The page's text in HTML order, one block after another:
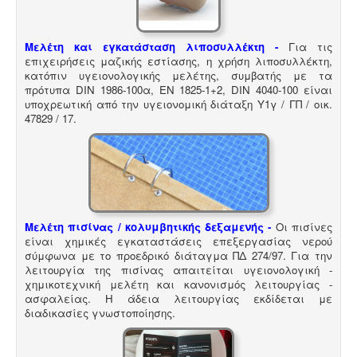
περιβαλλοντικών επιπτώσεων.
Μελέτη και εγκατάσταση λιποσυλλέκτη -
Για τις
επιχειρήσεις μαζικής εστίασης, η χρήση λιποσυλλέκτη,
κατόπιν υγειονολογικής μελέτης, συμβατής με τα
πρότυπα DIN 1986-100α, EN 1825-1+2, DIN 4040-100 είναι
υποχρεωτική από την υγειονομική διάταξη Υ1γ / ΓΠ / οικ.
47829 / 17.
Μελέτη πισίνας / κολυμβητικής δεξαμενής - Οι πισίνες
είναι χημικές εγκαταστάσεις επεξεργασίας νερού
σύμφωνα με το προεδρικό διάταγμα ΠΔ 274/97. Για την
λειτουργία της πισίνας απαιτείται υγειονολογική -
χημικοτεχνική μελέτη και κανονισμός λειτουργίας -
ασφαλείας. Η άδεια λειτουργίας εκδίδεται με
διαδικασίες γνωστοποίησης.